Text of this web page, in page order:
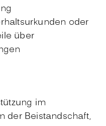
oder
über
im
der Beistandschaft,